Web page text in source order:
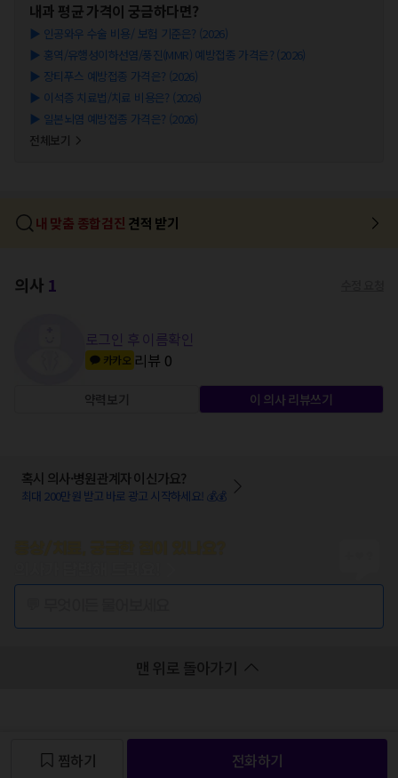
내과 평균 가격이 궁금하다면?
▶ 인공와우 수술 비용/ 보험 기준은? (2026)
▶ 홍역/유행성이하선염/풍진(MMR) 예방접종 가격은? (2026)
▶ 장티푸스 예방접종 가격은? (2026)
▶ 이석증 치료법/치료 비용은? (2026)
▶ 일본뇌염 예방접종 가격은? (2026)
전체보기
내 맞춤 종합검진 견적 받기
의사 1
로그인 후 이름확인
카카오 리뷰 0
약력보기 이 의사 리뷰쓰기
혹시 의사·병원관계자 이신가요?
최대 200만원 받고 바로 광고 시작하세요! 💰💰
맨 위로 돌아가기
찜하기 전화하기